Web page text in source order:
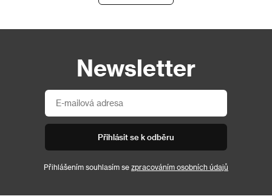
Newsletter
Přihlásit se k odběru
Přihlášením souhlasím se zpracováním osobních údajů